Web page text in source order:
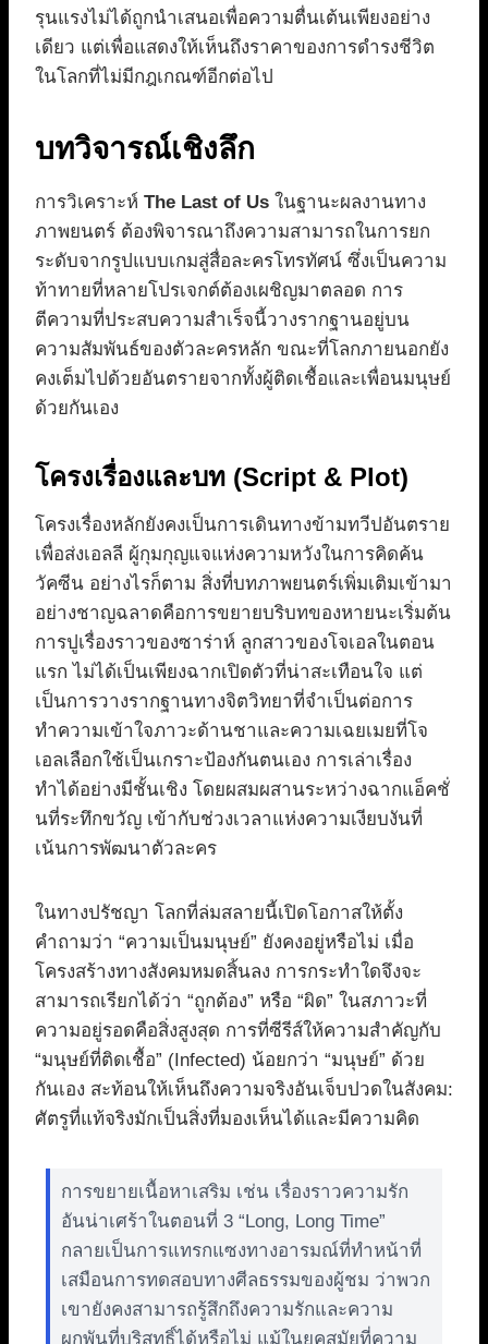
รุนแรงไม่ได้ถูกนำเสนอเพื่อความตื่นเต้นเพียงอย่าง
เดียว แต่เพื่อแสดงให้เห็นถึงราคาของการดำรงชีวิต
ในโลกที่ไม่มีกฎเกณฑ์อีกต่อไป
บทวิจารณ์เชิงลึก
การวิเคราะห์ The Last of Us ในฐานะผลงานทาง
ภาพยนตร์ ต้องพิจารณาถึงความสามารถในการยก
ระดับจากรูปแบบเกมสู่สื่อละครโทรทัศน์ ซึ่งเป็นความ
ท้าทายที่หลายโปรเจกต์ต้องเผชิญมาตลอด การ
ตีความที่ประสบความสำเร็จนี้วางรากฐานอยู่บน
ความสัมพันธ์ของตัวละครหลัก ขณะที่โลกภายนอกยัง
คงเต็มไปด้วยอันตรายจากทั้งผู้ติดเชื้อและเพื่อนมนุษย์
ด้วยกันเอง
โครงเรื่องและบท (Script & Plot)
โครงเรื่องหลักยังคงเป็นการเดินทางข้ามทวีปอันตราย
เพื่อส่งเอลลี ผู้กุมกุญแจแห่งความหวังในการคิดค้น
วัคซีน อย่างไรก็ตาม สิ่งที่บทภาพยนตร์เพิ่มเติมเข้ามา
อย่างชาญฉลาดคือการขยายบริบทของหายนะเริ่มต้น
การปูเรื่องราวของซาร่าห์ ลูกสาวของโจเอลในตอน
แรก ไม่ได้เป็นเพียงฉากเปิดตัวที่น่าสะเทือนใจ แต่
เป็นการวางรากฐานทางจิตวิทยาที่จำเป็นต่อการ
ทำความเข้าใจภาวะด้านชาและความเฉยเมยที่โจ
เอลเลือกใช้เป็นเกราะป้องกันตนเอง การเล่าเรื่อง
ทำได้อย่างมีชั้นเชิง โดยผสมผสานระหว่างฉากแอ็คชั่
นที่ระทึกขวัญ เข้ากับช่วงเวลาแห่งความเงียบงันที่
เน้นการพัฒนาตัวละคร
ในทางปรัชญา โลกที่ล่มสลายนี้เปิดโอกาสให้ตั้ง
คำถามว่า “ความเป็นมนุษย์” ยังคงอยู่หรือไม่ เมื่อ
โครงสร้างทางสังคมหมดสิ้นลง การกระทำใดจึงจะ
สามารถเรียกได้ว่า “ถูกต้อง” หรือ “ผิด” ในสภาวะที่
ความอยู่รอดคือสิ่งสูงสุด การที่ซีรีส์ให้ความสำคัญกับ
“มนุษย์ที่ติดเชื้อ” (Infected) น้อยกว่า “มนุษย์” ด้วย
กันเอง สะท้อนให้เห็นถึงความจริงอันเจ็บปวดในสังคม:
ศัตรูที่แท้จริงมักเป็นสิ่งที่มองเห็นได้และมีความคิด
การขยายเนื้อหาเสริม เช่น เรื่องราวความรัก
อันน่าเศร้าในตอนที่ 3 “Long, Long Time”
กลายเป็นการแทรกแซงทางอารมณ์ที่ทำหน้าที่
เสมือนการทดสอบทางศีลธรรมของผู้ชม ว่าพวก
เขายังคงสามารถรู้สึกถึงความรักและความ
ผูกพันที่บริสุทธิ์ได้หรือไม่ แม้ในยุคสมัยที่ความ